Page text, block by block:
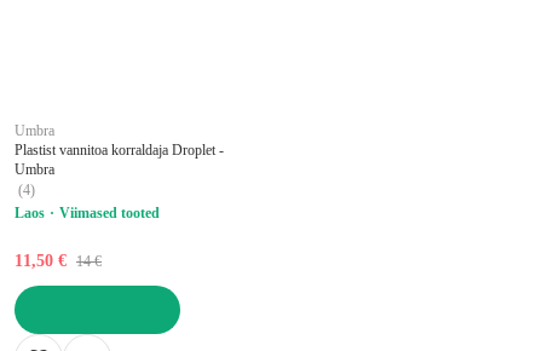
Umbra
Plastist vannitoa korraldaja Droplet -
Umbra
(4)
Laos
Viimased tooted
11,50 € 14 €
LISA OSTUKORVI